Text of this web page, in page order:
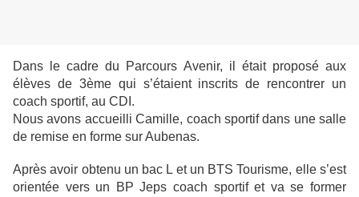
Dans le cadre du Parcours Avenir, il était proposé aux
élèves de 3ème qui s’étaient inscrits de rencontrer un
coach sportif, au CDI.
Nous avons accueilli Camille, coach sportif dans une salle
de remise en forme sur Aubenas.
Après avoir obtenu un bac L et un BTS Tourisme, elle s’est
orientée vers un BP Jeps coach sportif et va se former